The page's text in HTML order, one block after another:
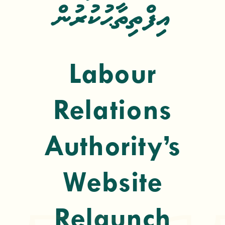
އިފްތިތާޙުކުރުން
Labour
Relations
Authority’s
Website
Relaunch